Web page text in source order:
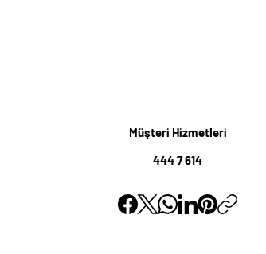
Müşteri Hizmetleri
444 7 614